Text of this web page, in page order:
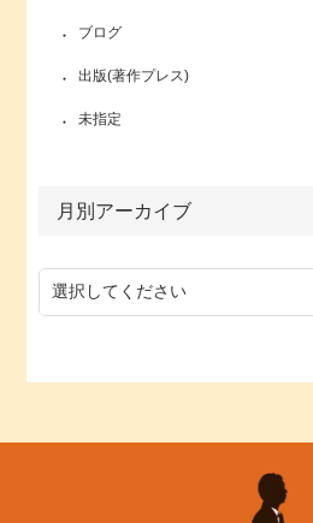
ブログ
出版(著作プレス)
未指定
月別アーカイブ